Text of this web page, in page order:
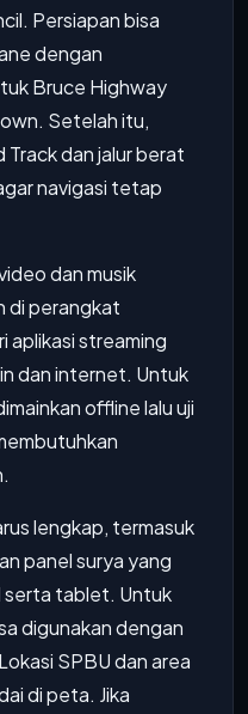
Persiapan bisa
dengan
Bruce Highway
Setelah itu,
dan jalur berat
navigasi tetap
dan musik
di perangkat
aplikasi streaming
dan internet. Untuk
offline lalu uji
lengkap, termasuk
panel surya yang
serta tablet. Untuk
digunakan dengan
SPBU dan area
di peta. Jika